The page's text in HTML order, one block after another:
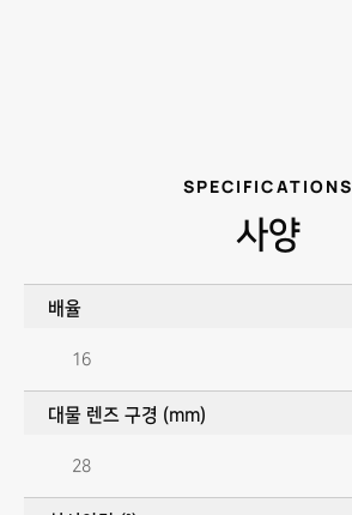
SPECIFICATIONS
사양
배율
16
대물 렌즈 구경 (mm)
28